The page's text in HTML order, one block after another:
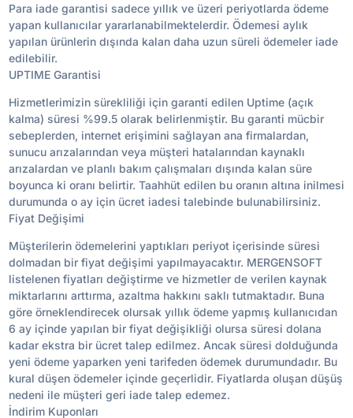
Para iade garantisi sadece yıllık ve üzeri periyotlarda ödeme
yapan kullanıcılar yararlanabilmektelerdir. Ödemesi aylık
yapılan ürünlerin dışında kalan daha uzun süreli ödemeler iade
edilebilir.
UPTIME Garantisi
Hizmetlerimizin sürekliliği için garanti edilen Uptime (açık
kalma) süresi %99.5 olarak belirlenmiştir. Bu garanti mücbir
sebeplerden, internet erişimini sağlayan ana firmalardan,
sunucu arızalarından veya müşteri hatalarından kaynaklı
arızalardan ve planlı bakım çalışmaları dışında kalan süre
boyunca ki oranı belirtir. Taahhüt edilen bu oranın altına inilmesi
durumunda o ay için ücret iadesi talebinde bulunabilirsiniz.
Fiyat Değişimi
Müşterilerin ödemelerini yaptıkları periyot içerisinde süresi
dolmadan bir fiyat değişimi yapılmayacaktır. MERGENSOFT
listelenen fiyatları değiştirme ve hizmetler de verilen kaynak
miktarlarını arttırma, azaltma hakkını saklı tutmaktadır. Buna
göre örneklendirecek olursak yıllık ödeme yapmış kullanıcıdan
6 ay içinde yapılan bir fiyat değişikliği olursa süresi dolana
kadar ekstra bir ücret talep edilmez. Ancak süresi dolduğunda
yeni ödeme yaparken yeni tarifeden ödemek durumundadır. Bu
kural düşen ödemeler içinde geçerlidir. Fiyatlarda oluşan düşüş
nedeni ile müşteri geri iade talep edemez.
İndirim Kuponları